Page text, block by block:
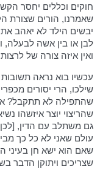
חוקים וכללים יחסר
שאמרנו, הורים שצורת
יבשים הילד לא יאהב
לבן או בין אשה לבעלה,
ואין איזה צורה של
עכשיו בוא נראה
שילכו, הרי יסורים
שהתפילה לא תתקבל?
שהריצוי יוצר איזשהו
גם משתלב עם הדין,
עולם שאני לא כל כך
שאם הוא ישא חן בעיני
שצריכים ויתוקן הדבר